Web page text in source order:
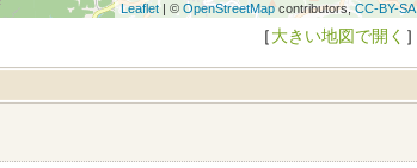
Leaflet| © OpenStreetMapcontributors, CC-BY-SA
［大きい地図で開く ］